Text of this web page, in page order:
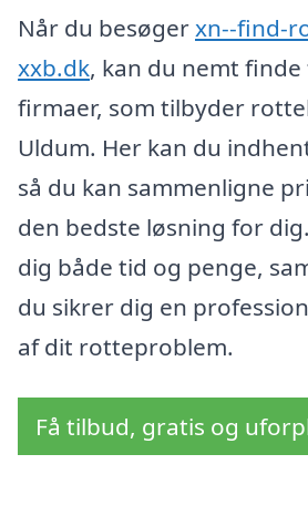
Når du besøgerxn--find-
xxb.dk, kan du nemt
firmaer, som tilbyder
Uldum. Her kan du
så du kan sammenligne
den bedste løsning for
dig både tid og penge,
du sikrer dig en
af dit rotteproblem.
Få tilbud, gratis og